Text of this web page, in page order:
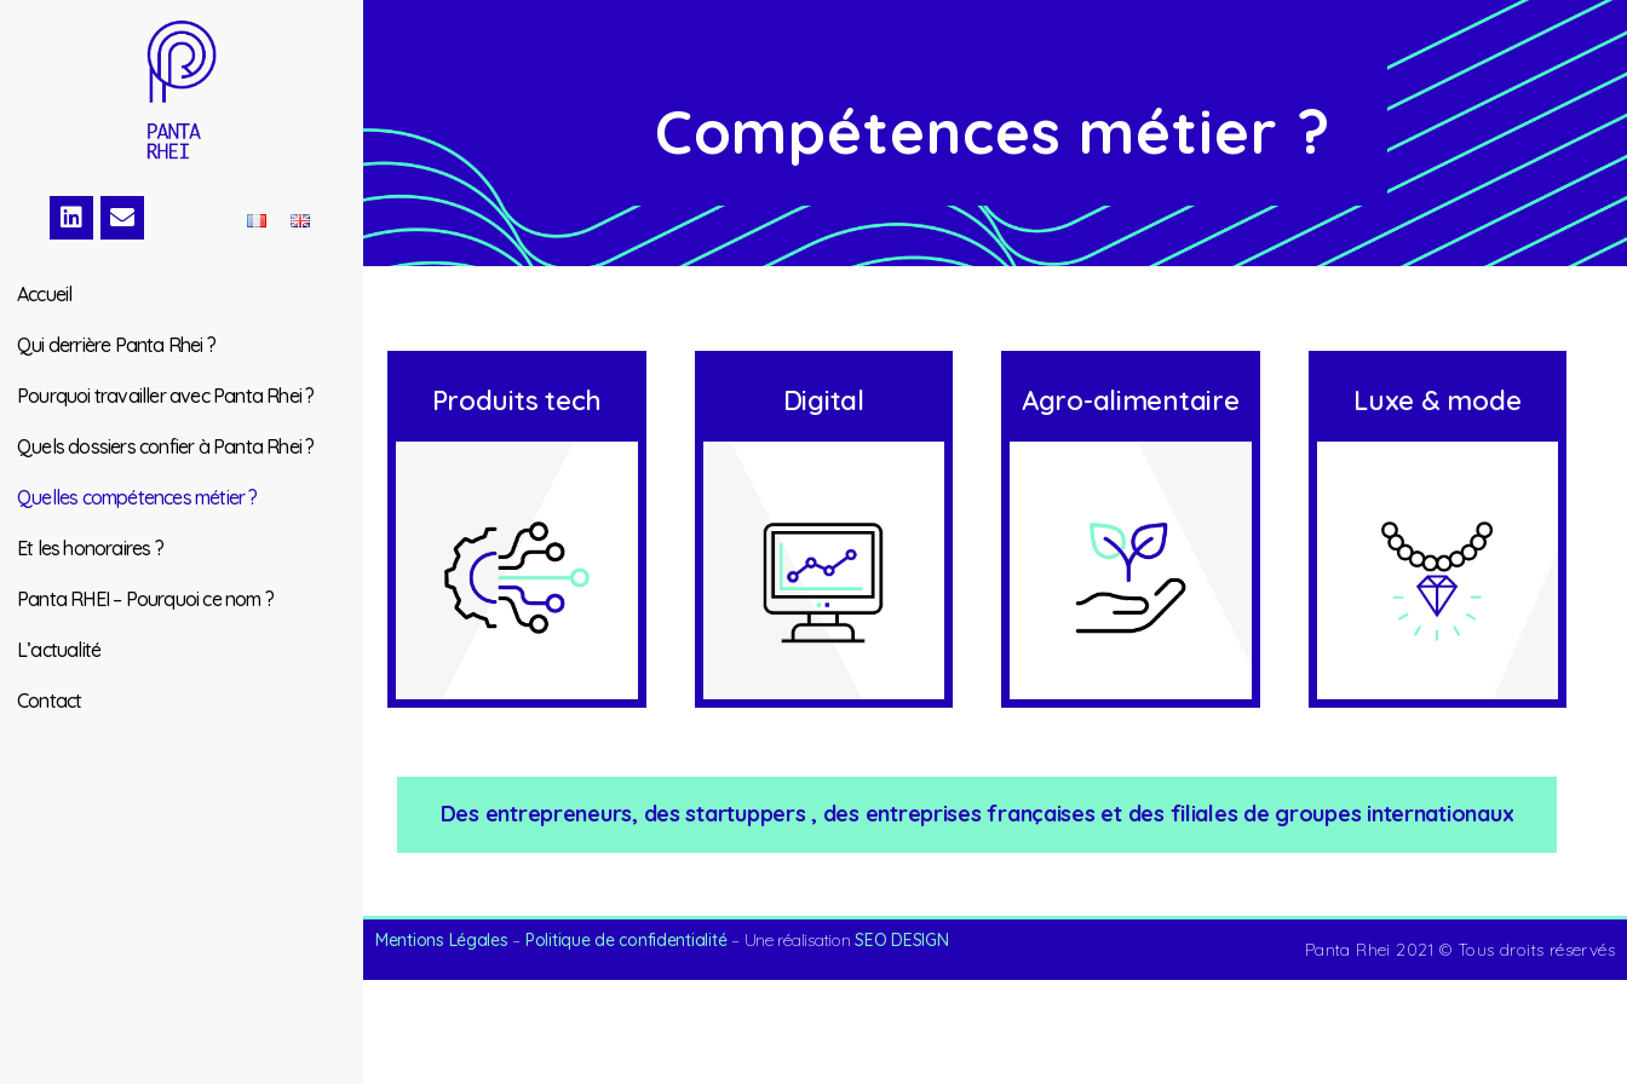
Accueil
Qui derrière Panta Rhei ?
Pourquoi travailler avec Panta Rhei ?
Quels dossiers confier à Panta Rhei ?
Quelles compétences métier ?
Et les honoraires ?
Panta RHEI – Pourquoi ce nom ?
L’actualité
Contact
Compétences métier ?
Produits tech Digital Agro-alimentaire Luxe & mode
Des entrepreneurs, des startuppers , des entreprises françaises et des filiales de groupes internationaux
Mentions Légales – Politique de confidentialité– Une réalisationSEO DESIGN Panta Rhei 2021 © Tous droits réservés